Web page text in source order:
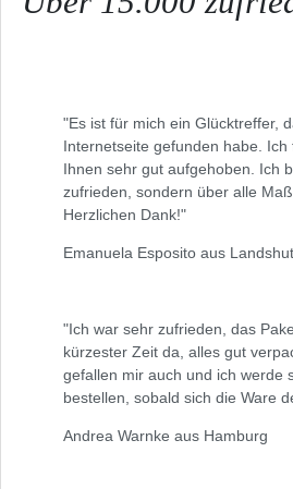
"Es ist für mich ein Glücktreffer,
Internetseite gefunden habe. Ich
Ihnen sehr gut aufgehoben. Ich
zufrieden, sondern über alle
Herzlichen Dank!"
Emanuela Esposito aus Landshut
"Ich war sehr zufrieden, das
kürzester Zeit da, alles gut
gefallen mir auch und ich werde
bestellen, sobald sich die Ware
Andrea Warnke aus Hamburg